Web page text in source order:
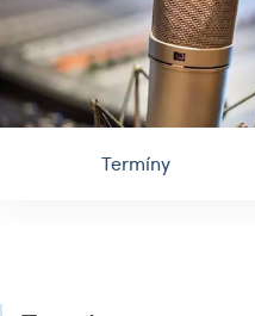
Termíny